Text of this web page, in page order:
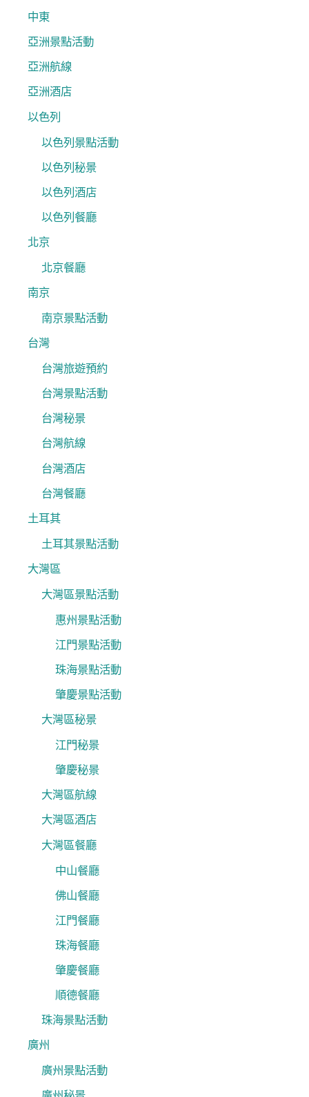
中東
亞洲景點活動
亞洲航線
亞洲酒店
以色列
以色列景點活動
以色列秘景
以色列酒店
以色列餐廳
北京
北京餐廳
南京
南京景點活動
台灣
台灣旅遊預約
台灣景點活動
台灣秘景
台灣航線
台灣酒店
台灣餐廳
土耳其
土耳其景點活動
大灣區
大灣區景點活動
惠州景點活動
江門景點活動
珠海景點活動
肇慶景點活動
大灣區秘景
江門秘景
肇慶秘景
大灣區航線
大灣區酒店
大灣區餐廳
中山餐廳
佛山餐廳
江門餐廳
珠海餐廳
肇慶餐廳
順德餐廳
珠海景點活動
廣州
廣州景點活動